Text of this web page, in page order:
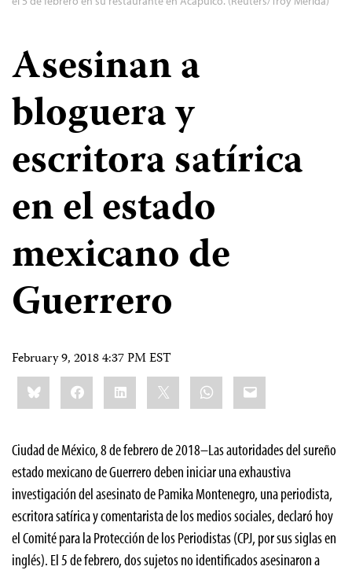
Asesinan a
bloguera y
escritora satírica
en el estado
mexicano de
Guerrero
February 9, 2018 4:37 PM EST
Share
this:BlueskyFacebookLinkedIn WhatsApp
Email
Ciudad de México, 8 de febrero de 2018–Las autoridades del sureño
estado mexicano de Guerrero deben iniciar una exhaustiva
investigación del asesinato de Pamika Montenegro, una periodista,
escritora satírica y comentarista de los medios sociales, declaró hoy
el Comité para la Protección de los Periodistas (CPJ, por sus siglas en
inglés). El 5 de febrero, dos sujetos no identificados asesinaron a